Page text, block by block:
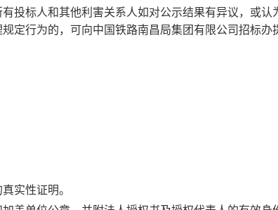
投标人和其他利害关系人如对公示结果有异议，或认
定行为的，可向中国铁路南昌局集团有限公司招标办
实性证明。